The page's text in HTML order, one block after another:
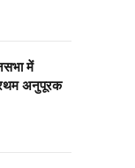
में
अनुपूरक